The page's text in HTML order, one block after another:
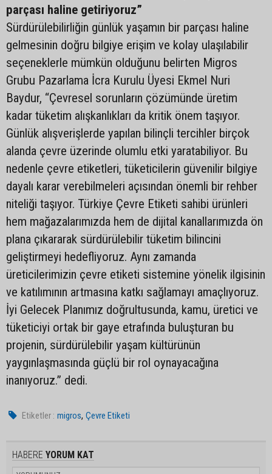
parçası haline getiriyoruz”
Sürdürülebilirliğin günlük yaşamın bir parçası haline
gelmesinin doğru bilgiye erişim ve kolay ulaşılabilir
seçeneklerle mümkün olduğunu belirten Migros
Grubu Pazarlama İcra Kurulu Üyesi Ekmel Nuri
Baydur, “Çevresel sorunların çözümünde üretim
kadar tüketim alışkanlıkları da kritik önem taşıyor.
Günlük alışverişlerde yapılan bilinçli tercihler birçok
alanda çevre üzerinde olumlu etki yaratabiliyor. Bu
nedenle çevre etiketleri, tüketicilerin güvenilir bilgiye
dayalı karar verebilmeleri açısından önemli bir rehber
niteliği taşıyor. Türkiye Çevre Etiketi sahibi ürünleri
hem mağazalarımızda hem de dijital kanallarımızda ön
plana çıkararak sürdürülebilir tüketim bilincini
geliştirmeyi hedefliyoruz. Aynı zamanda
üreticilerimizin çevre etiketi sistemine yönelik ilgisinin
ve katılımının artmasına katkı sağlamayı amaçlıyoruz.
İyi Gelecek Planımız doğrultusunda, kamu, üretici ve
tüketiciyi ortak bir gaye etrafında buluşturan bu
projenin, sürdürülebilir yaşam kültürünün
yaygınlaşmasında güçlü bir rol oynayacağına
inanıyoruz.” dedi.
Etiketler : migros,Çevre Etiketi
HABERE YORUM KAT